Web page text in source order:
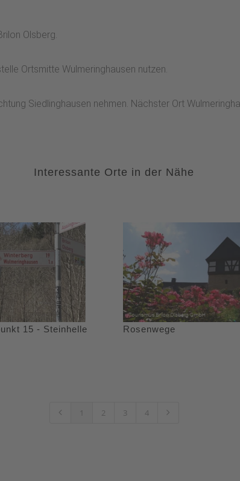
Olsberg.
Ortsmitte Wulmeringhausen nutzen.
Siedlinghausen nehmen. Nächster Ort
Interessante Orte in der Nähe
15 - Steinhelle Rosenwege
1 2 3 4